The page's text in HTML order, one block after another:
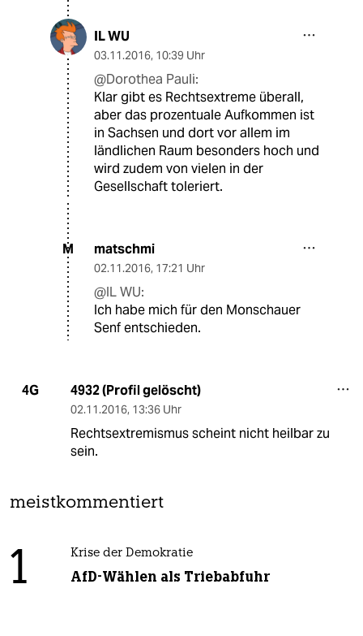
IL WU
03.11.2016, 10:39 Uhr
@Dorothea Pauli:
Klar gibt es Rechtsextreme überall,
aber das prozentuale Aufkommen ist
in Sachsen und dort vor allem im
ländlichen Raum besonders hoch und
wird zudem von vielen in der
Gesellschaft toleriert.
M matschmi
02.11.2016, 17:21 Uhr
@IL WU:
Ich habe mich für den Monschauer
Senf entschieden.
4G 4932 (Profil gelöscht)
02.11.2016, 13:36 Uhr
Rechtsextremismus scheint nicht heilbar zu
sein.
meistkommentiert
1 Krise der Demokratie
AfD-Wählen als Triebabfuhr